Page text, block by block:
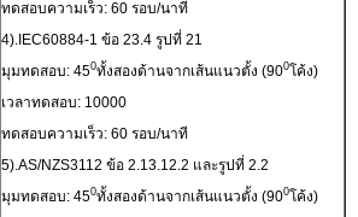
ทดสอบความเร็ว: 60 รอบ/นาที
4).IEC60884-1 ข้อ 23.4 รูปที่ 21
มุมทดสอบ: 450ทั้งสองด้านจากเส้นแนวตั้ง (900โค้ง)
เวลาทดสอบ: 10000
ทดสอบความเร็ว: 60 รอบ/นาที
5).AS/NZS3112 ข้อ 2.13.12.2 และรูปที่ 2.2
มุมทดสอบ: 450ทั้งสองด้านจากเส้นแนวตั้ง (900โค้ง)